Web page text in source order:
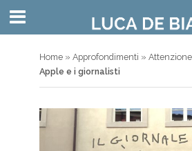
Home» Approfondimenti »
Apple e i giornalisti